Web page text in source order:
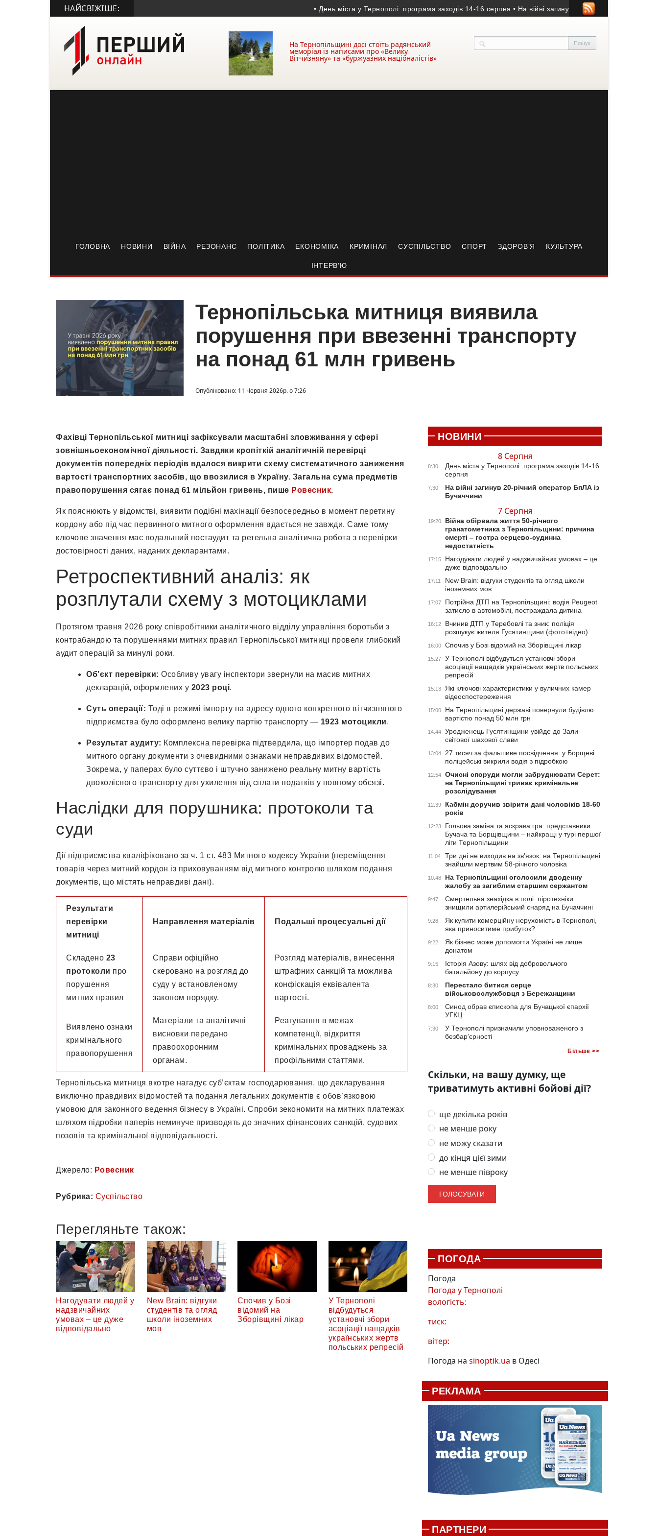
НАЙСВІЖІШЕ: • День міста у Тернополі: програма заходів 14-16 серпня • На війні загинув 20-річний оператор БпЛА із
На Тернопільщині досі стоїть радянський
меморіал із написами про «Велику
Вітчизняну» та «буржуазних націоналістів»
ГОЛОВНА НОВИНИ ВІЙНА РЕЗОНАНС ПОЛІТИКА ЕКОНОМІКА КРИМІНАЛ СУСПІЛЬСТВО СПОРТ ЗДОРОВ’Я КУЛЬТУРА
ІНТЕРВ’Ю
Тернопільська митниця виявила
порушення при ввезенні транспорту
на понад 61 млн гривень
Опубліковано: 11 Червня 2026р. о 7:26
Фахівці Тернопільської митниці зафіксували масштабні зловживання у сфері
зовнішньоекономічної діяльності. Завдяки кропіткій аналітичній перевірці
документів попередніх періодів вдалося викрити схему систематичного заниження
вартості транспортних засобів, що ввозилися в Україну. Загальна сума предметів
правопорушення сягає понад 61 мільйон гривень, пише Ровесник.
Як пояснюють у відомстві, виявити подібні махінації безпосередньо в момент перетину
кордону або під час первинного митного оформлення вдається не завжди. Саме тому
ключове значення має подальший постаудит та ретельна аналітична робота з перевірки
достовірності даних, наданих декларантами.
Ретроспективний аналіз: як
розплутали схему з мотоциклами
Протягом травня 2026 року співробітники аналітичного відділу управління боротьби з
контрабандою та порушеннями митних правил Тернопільської митниці провели глибокий
аудит операцій за минулі роки.
Об’єкт перевірки: Особливу увагу інспектори звернули на масив митних
декларацій, оформлених у 2023 році.
Суть операції: Тоді в режимі імпорту на адресу одного конкретного вітчизняного
підприємства було оформлено велику партію транспорту — 1923 мотоцикли.
Результат аудиту: Комплексна перевірка підтвердила, що імпортер подав до
митного органу документи з очевидними ознаками неправдивих відомостей.
Зокрема, у паперах було суттєво і штучно занижено реальну митну вартість
двоколісного транспорту для ухилення від сплати податків у повному обсязі.
Наслідки для порушника: протоколи та
суди
Дії підприємства кваліфіковано за ч. 1 ст. 483 Митного кодексу України (переміщення
товарів через митний кордон із приховуванням від митного контролю шляхом подання
документів, що містять неправдиві дані).
Результати
перевірки
митниці
Направлення матеріалів Подальші процесуальні дії
Складено 23
протоколи про
порушення
митних правил
Справи офіційно
скеровано на розгляд до
суду у встановленому
законом порядку.
Розгляд матеріалів, винесення
штрафних санкцій та можлива
конфіскація еквівалента
вартості.
Виявлено ознаки
кримінального
правопорушення
Матеріали та аналітичні
висновки передано
правоохоронним
органам.
Реагування в межах
компетенції, відкриття
кримінальних проваджень за
профільними статтями.
Тернопільська митниця вкотре нагадує суб’єктам господарювання, що декларування
виключно правдивих відомостей та подання легальних документів є обов’язковою
умовою для законного ведення бізнесу в Україні. Спроби зекономити на митних платежах
шляхом підробки паперів неминуче призводять до значних фінансових санкцій, судових
позовів та кримінальної відповідальності.
Джерело: Ровесник
Рубрика: Суспільство
Перегляньте також:
Нагодувати людей у
надзвичайних
умовах – це дуже
відповідально
New Brain: відгуки
студентів та огляд
школи іноземних
мов
Спочив у Бозі
відомий на
Зборівщині лікар
У Тернополі
відбудуться
установчі збори
асоціації нащадків
українських жертв
польських репресій
НОВИНИ
8 Серпня
8:30
День міста у Тернополі: програма заходів 14-16
серпня
7:30
На війні загинув 20-річний оператор БпЛА із
Бучаччини
7 Серпня
19:20
Війна обірвала життя 50-річного
гранатометника з Тернопільщини: причина
смерті – гостра серцево-судинна
недостатність
17:15
Нагодувати людей у надзвичайних умовах – це
дуже відповідально
17:11
New Brain: відгуки студентів та огляд школи
іноземних мов
17:07
Потрійна ДТП на Тернопільщині: водія Peugeot
затисло в автомобілі, постраждала дитина
16:12
Вчинив ДТП у Теребовлі та зник: поліція
розшукує жителя Гусятинщини (фото+відео)
16:00 Спочив у Бозі відомий на Зборівщині лікар
15:27
У Тернополі відбудуться установчі збори
асоціації нащадків українських жертв польських
репресій
15:13
Які ключові характеристики у вуличних камер
відеоспостереження
15:00
На Тернопільщині державі повернули будівлю
вартістю понад 50 млн грн
14:44
Уродженець Гусятинщини увійде до Зали
світової шахової слави
13:04
27 тисяч за фальшиве посвідчення: у Борщеві
поліцейські викрили водія з підробкою
12:54
Очисні споруди могли забруднювати Серет:
на Тернопільщині триває кримінальне
розслідування
12:39
Кабмін доручив звірити дані чоловіків 18-60
років
12:23
Гольова заміна та яскрава гра: представники
Бучача та Борщівщини – найкращі у турі першої
ліги Тернопільщини
11:04
Три дні не виходив на зв’язок: на Тернопільщині
знайшли мертвим 58-річного чоловіка
10:48
На Тернопільщині оголосили дводенну
жалобу за загиблим старшим сержантом
9:47
Смертельна знахідка в полі: піротехніки
знищили артилерійський снаряд на Бучаччині
9:28
Як купити комерційну нерухомість в Тернополі,
яка приноситиме прибуток?
9:22
Як бізнес може допомогти Україні не лише
донатом
9:15
Історія Азову: шлях від добровольчого
батальйону до корпусу
8:30
Перестало битися серце
військовослужбовця з Бережанщини
8:00
Синод обрав єпископа для Бучацької єпархії
УГКЦ
7:30
У Тернополі призначили уповноваженого з
безбар’єрності
Більше >>
Скільки, на вашу думку, ще
триватимуть активні бойові дії?
ще декілька років
не менше року
не можу сказати
до кінця цієї зими
не менше півроку
ПОГОДА
Погода
Погода уТернополі
вологість:
тиск:
вітер:
Погода на sinoptik.ua в Одесі
РЕКЛАМА
ПАРТНЕРИ